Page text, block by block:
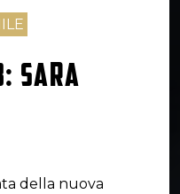
SARA
della nuova